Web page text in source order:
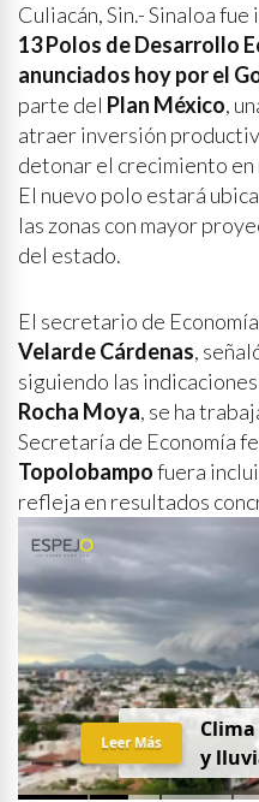
Culiacán, Sin.- Sinaloa
13 Polos de Desarrollo
anunciados hoy por el
parte del Plan México,
atraer inversión
detonar el crecimiento
El nuevo polo estará
las zonas con mayor
del estado.
El secretario de
Velarde Cárdenas,
siguiendo las
Rocha Moya, se ha
Secretaría de Economía
Topolobampofuera
refleja en resultados
Clima
y
Leer Más